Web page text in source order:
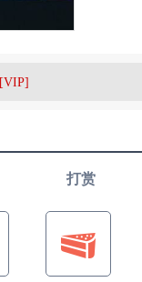
[VIP]
打赏